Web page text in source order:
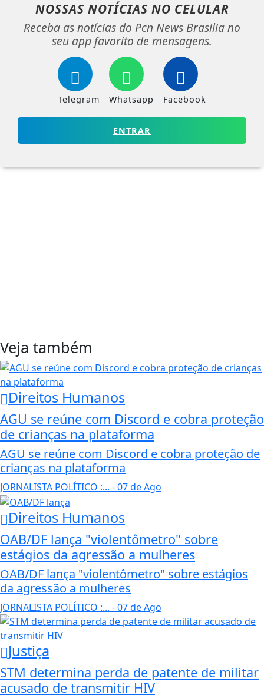
NOSSAS NOTÍCIAS NO CELULAR
Receba as notícias do Pcn News Brasilia no
seu app favorito de mensagens.
Telegram Whatsapp Facebook
ENTRAR
Veja também
Direitos Humanos
AGU se reúne com Discord e cobra proteção
de crianças na plataforma
AGU se reúne com Discord e cobra proteção de
crianças na plataforma
JORNALISTA POLÍTICO :... - 07 de Ago
Direitos Humanos
OAB/DF lança "violentômetro" sobre
estágios da agressão a mulheres
OAB/DF lança "violentômetro" sobre estágios
da agressão a mulheres
JORNALISTA POLÍTICO :... - 07 de Ago
Justiça
STM determina perda de patente de militar
acusado de transmitir HIV